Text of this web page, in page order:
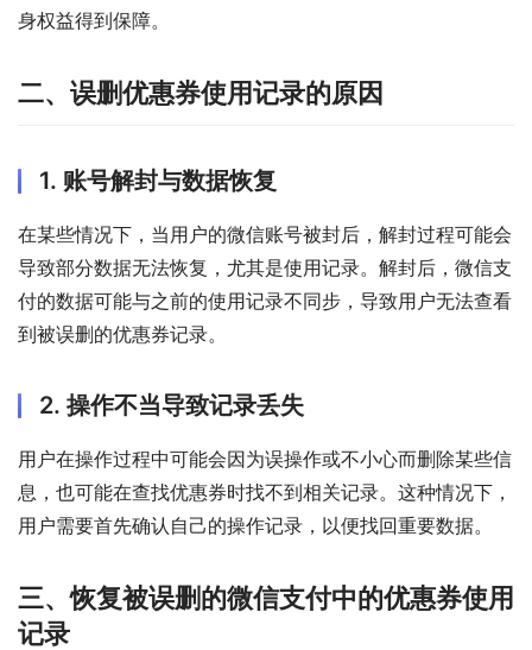
身权益得到保障。
二、误删优惠券使用记录的原因
1. 账号解封与数据恢复
在某些情况下，当用户的微信账号被封后，解封过程可能会
导致部分数据无法恢复，尤其是使用记录。解封后，微信支
付的数据可能与之前的使用记录不同步，导致用户无法查看
到被误删的优惠券记录。
2. 操作不当导致记录丢失
用户在操作过程中可能会因为误操作或不小心而删除某些信
息，也可能在查找优惠券时找不到相关记录。这种情况下，
用户需要首先确认自己的操作记录，以便找回重要数据。
三、恢复被误删的微信支付中的优惠券使用
记录